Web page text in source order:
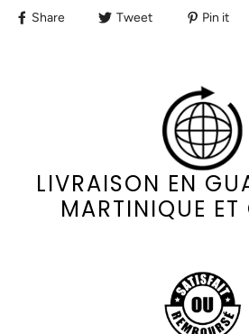
Share Tweet Pin it
LIVRAISON EN
MARTINIQUE ET